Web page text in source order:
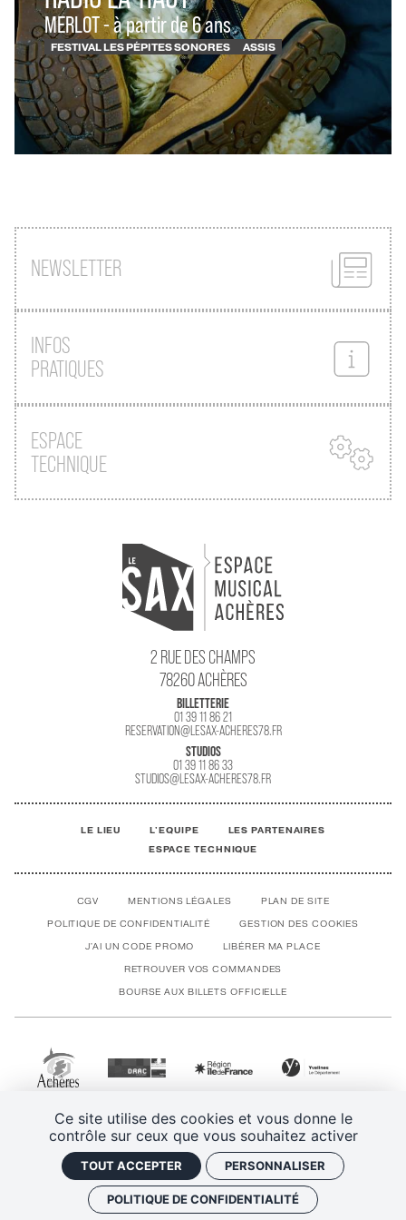
Ce site utilise des cookies et vous donne le
contrôle sur ceux que vous souhaitez activer
TOUT ACCEPTER PERSONNALISER
POLITIQUE DE CONFIDENTIALITÉ
SPECTACLE PRÉCÉDENTSPECTACLE SUIVANT
MERLOT - à partir de 6 ans
FESTIVAL LES PÉPITES SONORES ASSIS
NEWSLETTER
INFOS
PRATIQUES
ESPACE
TECHNIQUE
2 RUE DES CHAMPS
78260 ACHÈRES
BILLETTERIE
01 39 11 86 21
RESERVATION@LESAX-ACHERES78.FR
STUDIOS
01 39 11 86 33
STUDIOS@LESAX-ACHERES78.FR
LE LIEU L'EQUIPE
LES PARTENAIRES
ESPACE TECHNIQUE
CGV MENTIONS LÉGALES PLAN DE SITE
POLITIQUE DE CONFIDENTIALITÉ GESTION DES COOKIES
J'AI UN CODE PROMO LIBÉRER MA PLACE
RETROUVER VOS COMMANDES
BOURSE AUX BILLETS OFFICIELLE